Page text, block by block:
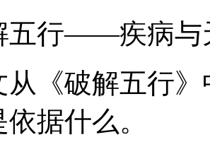
行——疾病与
破解五行》
据什么。